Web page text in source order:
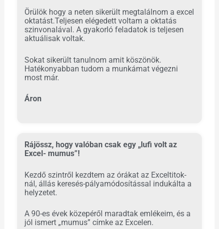
Örülök hogy a neten sikerült megtalálnom a excel
oktatást.Teljesen elégedett voltam a oktatás
szinvonalával. A gyakorló feladatok is teljesen
aktuálisak voltak.
Sokat sikerült tanulnom amit köszönök.
Hatékonyabban tudom a munkámat végezni
most már.
Áron
Rájössz, hogy valóban csak egy „lufi volt az
Excel- mumus”!
Kezdő szintről kezdtem az órákat az Exceltitok-
nál, állás keresés-pályamódosítással indukálta a
helyzetet.
A 90-es évek közepéről maradtak emlékeim, és a
jól ismert „mumus” címke az Excelen.